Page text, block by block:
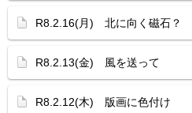
R8.2.16(月) 北に向く磁石？
R8.2.13(金) 風を送って
R8.2.12(木) 版画に色付け